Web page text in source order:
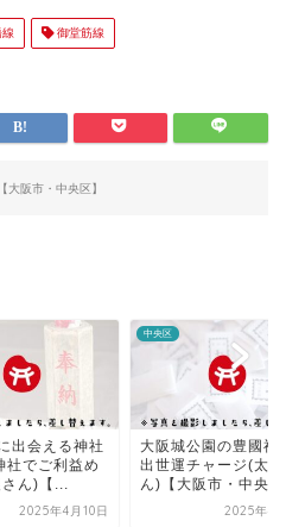
御堂筋線
大阪市・中央区】
出会える神社
社でご利益め
ん)【...
2025年4月10日
中央区
大阪城公園の豊國神
出世運チャージ(太
ん)【大阪市・中央
2025年4